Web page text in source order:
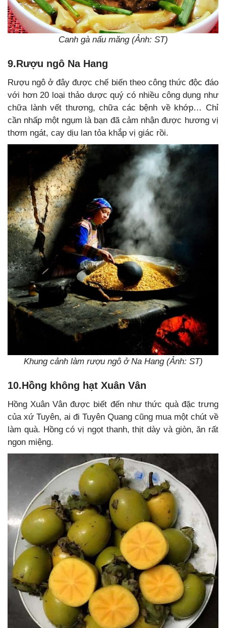
Canh gà nấu măng (Ảnh: ST)
9.Rượu ngô Na Hang
Rượu ngô ở đây được chế biến theo công thức độc đáo
với hơn 20 loại thảo dược quý có nhiều công dụng như
chữa lành vết thương, chữa các bệnh về khớp… Chỉ
cần nhấp một ngụm là bạn đã cảm nhận được hương vị
thơm ngát, cay dịu lan tỏa khắp vị giác rồi.
Khung cảnh làm rượu ngô ở Na Hang (Ảnh: ST)
10.Hồng không hạt Xuân Vân
Hồng Xuân Vân được biết đến như thức quà đặc trưng
của xứ Tuyên, ai đi Tuyên Quang cũng mua một chút về
làm quà. Hồng có vị ngọt thanh, thịt dày và giòn, ăn rất
ngon miệng.